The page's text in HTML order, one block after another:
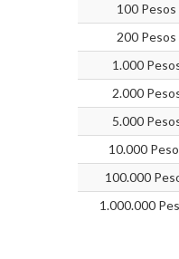
100
200
1.000
2.000
5.000
10.000
100.000
1.000.000